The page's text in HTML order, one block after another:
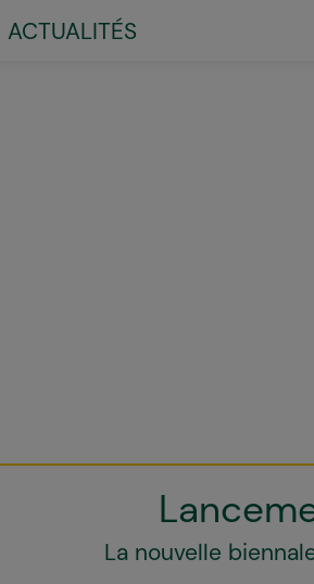
Little
ACTUALITÉS
La nouvelle